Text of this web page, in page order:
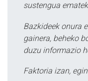
sustengua
Bazkideek onura
gainera, beheko
duzu informazio
Faktoria izan,